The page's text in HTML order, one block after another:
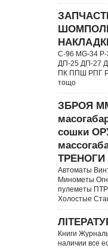
C-96 MG-34
ДП-25 ДП-27
ПК ППШ РПГ
тощо
ЗБРОЯ
сошки
Автоматы
Минометы
пулеметы
Холостые
Книги
наличии все